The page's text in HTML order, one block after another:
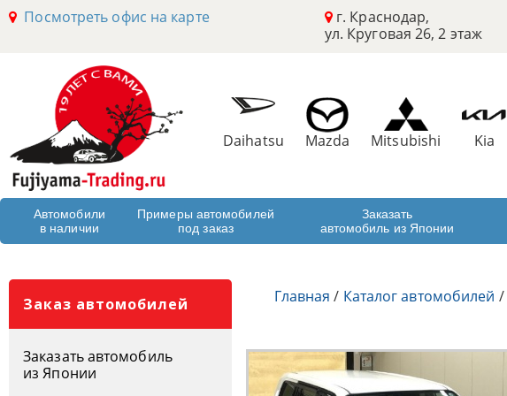
Посмотреть офис на карте
г. Краснодар,
ул. Круговая 26, 2 этаж
Daihatsu Mazda Mitsubishi Kia
Автомобили
в наличии
Примеры автомобилей
под заказ
Заказать
автомобиль из Японии
Заказ автомобилей
Заказать автомобиль
из Японии
Главная / Каталог автомобилей /